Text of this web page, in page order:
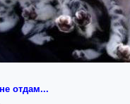
отдам...